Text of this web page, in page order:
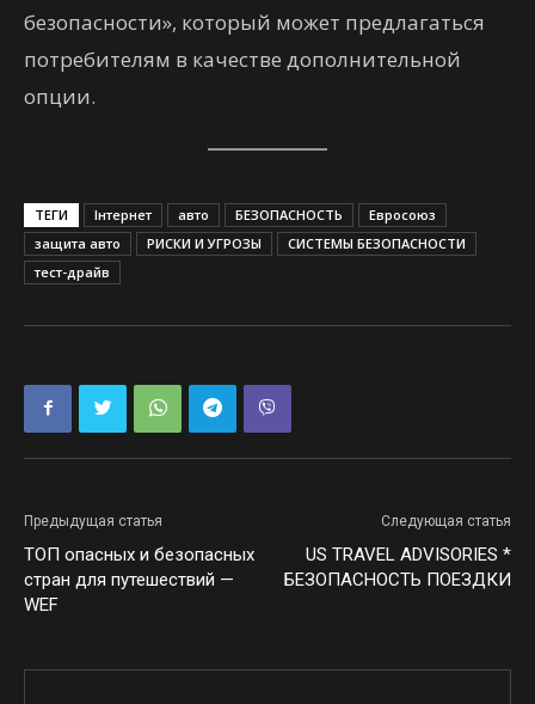
безопасности», который может предлагаться
потребителям в качестве дополнительной
опции.
ТЕГИ Інтернет авто БЕЗОПАСНОСТЬ
Евросоюз
защита авто
РИСКИ И УГРОЗЫ
СИСТЕМЫ БЕЗОПАСНОСТИ
тест-драйв
Предыдущая статья
ТОП опасных и безопасных
стран для путешествий —
WEF
Следующая статья
US TRAVEL ADVISORIES *
БЕЗОПАСНОСТЬ ПОЕЗДКИ